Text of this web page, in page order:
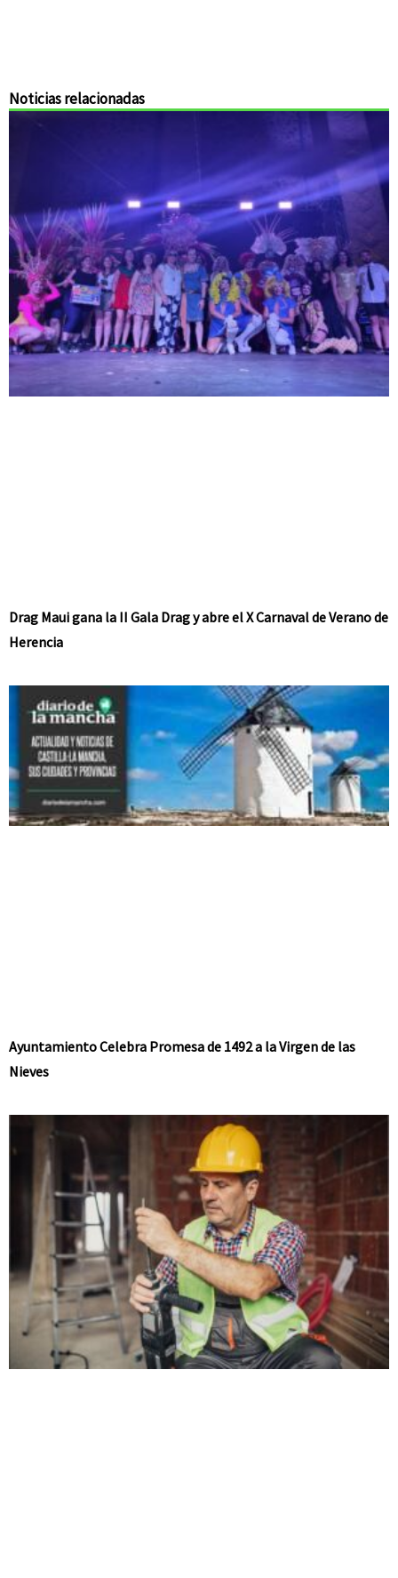
Noticias relacionadas
Drag Maui gana la II Gala Drag y abre el X Carnaval de Verano de
Herencia
Ayuntamiento Celebra Promesa de 1492 a la Virgen de las
Nieves